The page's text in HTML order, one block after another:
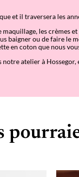
et il traversera les
les crèmes
baigner ou de faire le
en coton que nous
atelier à Hossegor,